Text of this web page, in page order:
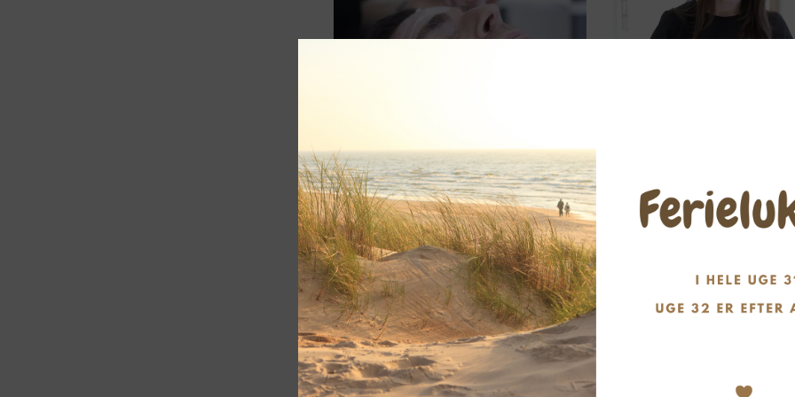
Tillæg ved aften/weekend
Hydrafacial 75 min
1.600,00kr.
Book tid
EVO Micropen Ansigt
1.400,00kr.
Viser 9 resultater